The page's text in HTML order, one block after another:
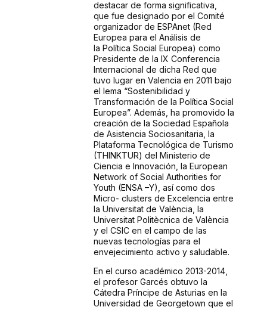
destacar de forma significativa,
que fue designado por el Comité
organizador de ESPAnet (Red
Europea para el Análisis de
la Política Social Europea) como
Presidente de la IX Conferencia
Internacional de dicha Red que
tuvo lugar en Valencia en 2011 bajo
el lema “Sostenibilidad y
Transformación de la Política Social
Europea”. Además, ha promovido la
creación de la Sociedad Española
de Asistencia Sociosanitaria, la
Plataforma Tecnológica de Turismo
(THINKTUR) del Ministerio de
Ciencia e Innovación, la European
Network of Social Authorities for
Youth (ENSA –Y), así como dos
Micro- clusters de Excelencia entre
la Universitat de València, la
Universitat Politècnica de València
y el CSIC en el campo de las
nuevas tecnologías para el
envejecimiento activo y saludable.
En el curso académico 2013-2014,
el profesor Garcés obtuvo la
Cátedra Príncipe de Asturias en la
Universidad de Georgetown que el